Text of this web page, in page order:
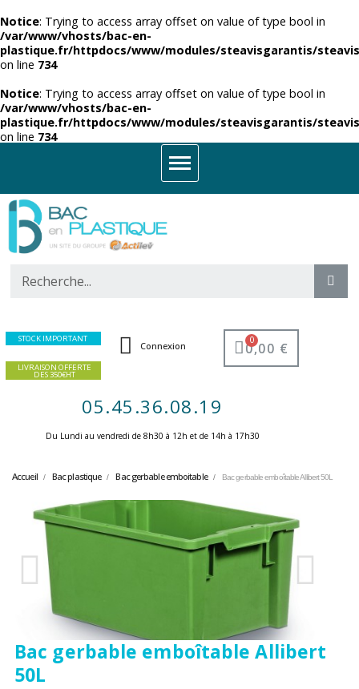
Notice: Trying to access array offset on value of type bool in
/var/www/vhosts/bac-en-
plastique.fr/httpdocs/www/modules/steavisgarantis/
on line 734
Notice: Trying to access array offset on value of type bool in
/var/www/vhosts/bac-en-
plastique.fr/httpdocs/www/modules/steavisgarantis/
on line 734
STOCK IMPORTANT
LIVRAISON OFFERTE
DES 350€HT
Connexion 0,00 €
05.45.36.08.19
Du Lundi au vendredi de 8h30 à 12h et de 14h à 17h30 ​
Accueil Bac plastique Bac gerbable emboitable Bac gerbable emboîtable Allibert 50L
Bac gerbable emboîtable Allibert
50L